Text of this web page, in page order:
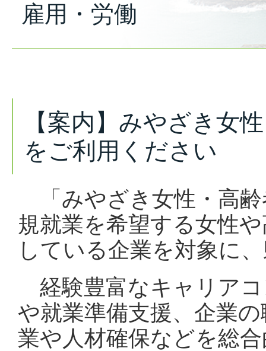
雇用・労働
【案内】みやざき女
をご利用ください
「みやざき女性・高
規就業を希望する女性
している企業を対象に
経験豊富なキャリア
や就業準備支援、企業
業や人材確保などを総